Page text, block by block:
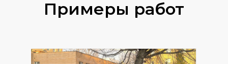
Примеры работ